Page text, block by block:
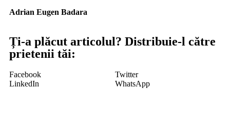
Adrian Eugen Badara
Ți-a plăcut articolul? Distribuie-l către
prietenii tăi:
Facebook
Twitter
LinkedIn
WhatsApp